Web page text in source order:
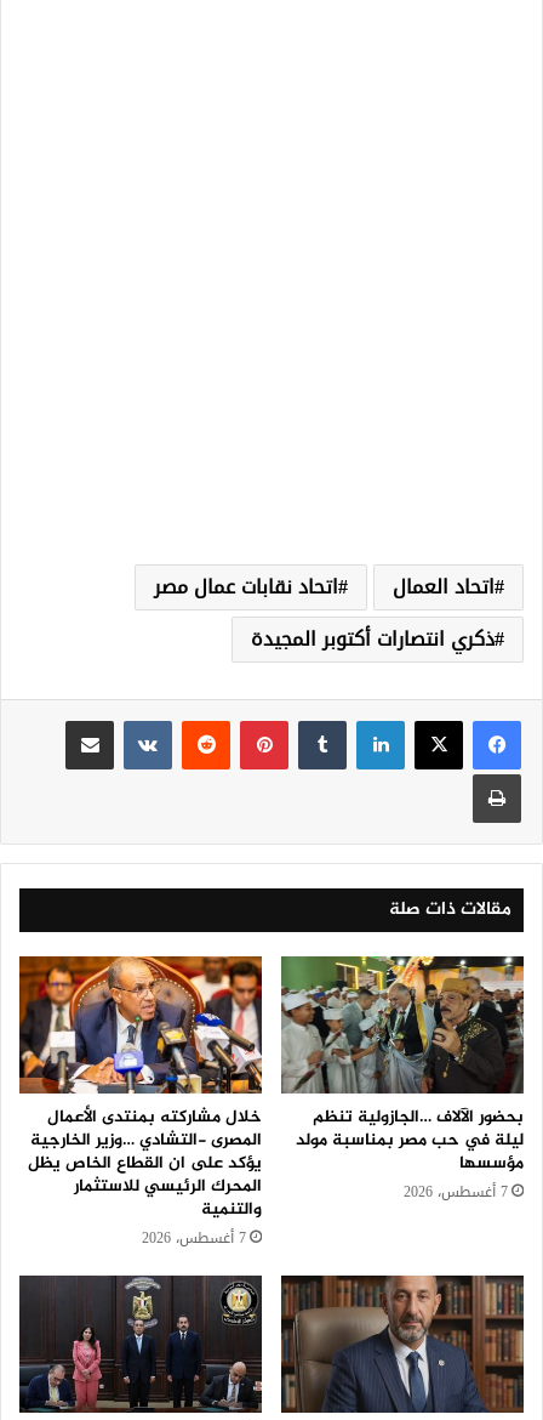
اتحاد العمال
اتحاد نقابات عمال مصر
ذكري انتصارات أكتوبر المجيدة
لينكدإن بينتيريست
مقالات ذات صلة
بحضور الآلاف …الجازولية تنظم
ليلة في حب مصر بمناسبة مولد
مؤسسها
7 أغسطس، 2026
خلال مشاركته بمنتدى الأعمال
المصرى -التشادي …وزير الخارجية
يؤكد على ان القطاع الخاص يظل
المحرك الرئيسي للاستثمار
والتنمية
7 أغسطس، 2026